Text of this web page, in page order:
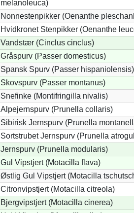
melanoleuca)
Nonnestenpikker (Oenanthe
Hvidkronet Stenpikker (Oenanthe
Vandstær (Cinclus cinclus)
Gråspurv (Passer domesticus)
Spansk Spurv (Passer hispaniolensis)
Skovspurv (Passer montanus)
Snefinke (Montifringilla nivalis)
Alpejernspurv (Prunella collaris)
Sibirisk Jernspurv (Prunella
Sortstrubet Jernspurv (Prunella
Jernspurv (Prunella modularis)
Gul Vipstjert (Motacilla flava)
Østlig Gul Vipstjert (Motacilla
Citronvipstjert (Motacilla citreola)
Bjergvipstjert (Motacilla cinerea)